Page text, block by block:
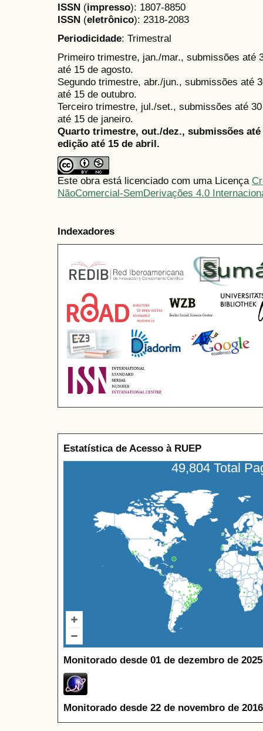
ISSN (impresso): 1807-8850
ISSN (eletrônico): 2318-2083
Periodicidade: Trimestral
Primeiro trimestre, jan./mar., submissões até
até 15 de agosto.
Segundo trimestre, abr./jun., submissões até
até 15 de outubro.
Terceiro trimestre, jul./set., submissões até
até 15 de janeiro.
Quarto trimestre, out./dez., submissões
edição até 15 de abril.
Este obra está licenciado com uma Licença
NãoComercial-SemDerivações 4.0
Indexadores
Estatística de Acesso à RUEP
49,804 Total
Monitorado desde 01 de dezembro de
Monitorado desde 22 de novembro de